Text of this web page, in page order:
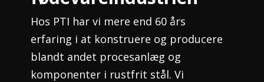
Hos PTI har vi mere end 60 års
erfaring i at konstruere og producere
blandt andet procesanlæg og
komponenter i rustfrit stål. Vi